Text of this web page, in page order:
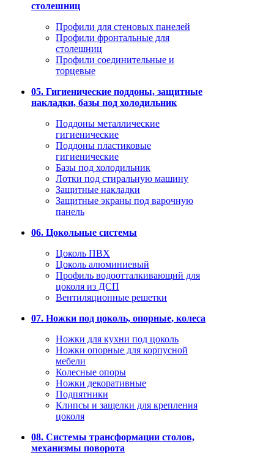
столешниц
Профили для стеновых панелей
Профили фронтальные для
столешниц
Профили соединительные и
торцевые
05. Гигиенические поддоны, защитные
накладки, базы под холодильник
Поддоны металлические
гигиенические
Поддоны пластиковые
гигиенические
Базы под холодильник
Лотки под стиральную машину
Защитные накладки
Защитные экраны под варочную
панель
06. Цокольные системы
Цоколь ПВХ
Цоколь алюминиевый
Профиль водоотталкивающий для
цоколя из ДСП
Вентиляционные решетки
07. Ножки под цоколь, опорные, колеса
Ножки для кухни под цоколь
Ножки опорные для корпусной
мебели
Колесные опоры
Ножки декоративные
Подпятники
Клипсы и защелки для крепления
цоколя
08. Системы трансформации столов,
механизмы поворота